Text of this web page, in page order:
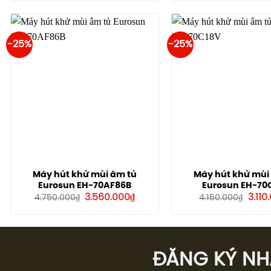
2.690.000₫.
-25%
Máy hút khử mùi âm tủ
Eurosun EH-70AF86B
4.750.000₫ Giá
3.560.000₫Giá
hiện
-25%
Máy hút khử mùi
Eurosun EH-
4.150.000₫ Giá
ĐĂNG KÝ